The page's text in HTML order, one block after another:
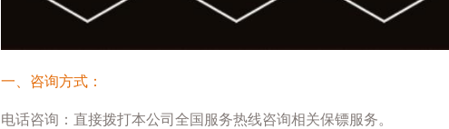
一、咨询方式：
电话咨询：直接拨打本公司全国服务热线咨询相关保镖服务。